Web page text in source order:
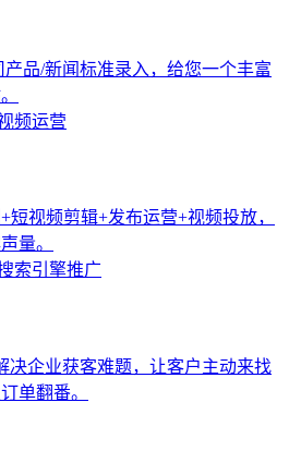
品/新闻标准录入，给您一个丰富
短视频剪辑+发布运营+视频投放，
量。
决企业获客难题，让客户主动来找
单翻番。